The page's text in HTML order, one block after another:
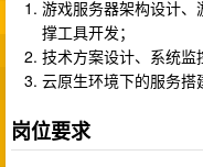
游戏服务器架构设计
撑工具开发；
技术方案设计、系统监
云原生环境下的服务搭
岗位要求